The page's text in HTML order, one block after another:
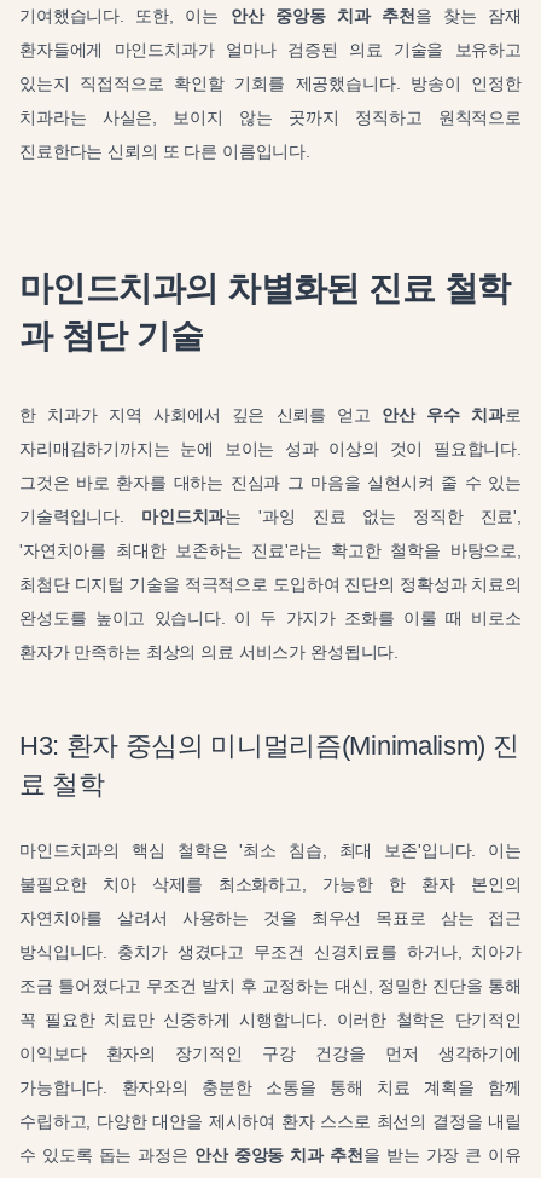
기여했습니다. 또한, 이는 안산 중앙동 치과 추천을 찾는 잠재
환자들에게 마인드치과가 얼마나 검증된 의료 기술을 보유하고
있는지 직접적으로 확인할 기회를 제공했습니다. 방송이 인정한
치과라는 사실은, 보이지 않는 곳까지 정직하고 원칙적으로
진료한다는 신뢰의 또 다른 이름입니다.
마인드치과의 차별화된 진료 철학
과 첨단 기술
한 치과가 지역 사회에서 깊은 신뢰를 얻고 안산 우수 치과로
자리매김하기까지는 눈에 보이는 성과 이상의 것이 필요합니다.
그것은 바로 환자를 대하는 진심과 그 마음을 실현시켜 줄 수 있는
기술력입니다. 마인드치과는 '과잉 진료 없는 정직한 진료',
'자연치아를 최대한 보존하는 진료'라는 확고한 철학을 바탕으로,
최첨단 디지털 기술을 적극적으로 도입하여 진단의 정확성과 치료의
완성도를 높이고 있습니다. 이 두 가지가 조화를 이룰 때 비로소
환자가 만족하는 최상의 의료 서비스가 완성됩니다.
H3: 환자 중심의 미니멀리즘(Minimalism) 진
료 철학
마인드치과의 핵심 철학은 '최소 침습, 최대 보존'입니다. 이는
불필요한 치아 삭제를 최소화하고, 가능한 한 환자 본인의
자연치아를 살려서 사용하는 것을 최우선 목표로 삼는 접근
방식입니다. 충치가 생겼다고 무조건 신경치료를 하거나, 치아가
조금 틀어졌다고 무조건 발치 후 교정하는 대신, 정밀한 진단을 통해
꼭 필요한 치료만 신중하게 시행합니다. 이러한 철학은 단기적인
이익보다 환자의 장기적인 구강 건강을 먼저 생각하기에
가능합니다. 환자와의 충분한 소통을 통해 치료 계획을 함께
수립하고, 다양한 대안을 제시하여 환자 스스로 최선의 결정을 내릴
수 있도록 돕는 과정은 안산 중앙동 치과 추천을 받는 가장 큰 이유